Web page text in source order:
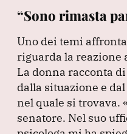
“Sono rimasta
Uno dei temi
riguarda la reazione
La donna racconta
dalla situazione e
nel quale si trovava.
senatore. Nel suo